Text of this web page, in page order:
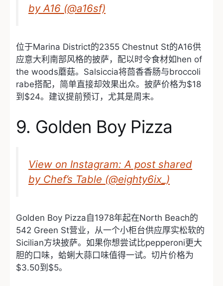
by A16 (@a16sf)
位于Marina District的2355 Chestnut St的A16供
应意大利南部风格的披萨，配以时令食材如hen of
the woods蘑菇。Salsiccia将茴香香肠与broccoli
rabe搭配，简单直接却效果出众。披萨价格为$18
到$24。建议提前预订，尤其是周末。
9. Golden Boy Pizza
View on Instagram: A post shared
by Chef’s Table (@eighty6ix_)
Golden Boy Pizza自1978年起在North Beach的
542 Green St营业，从一个小柜台供应厚实松软的
Sicilian方块披萨。如果你想尝试比pepperoni更大
胆的口味，蛤蜊大蒜口味值得一试。切片价格为
$3.50到$5。